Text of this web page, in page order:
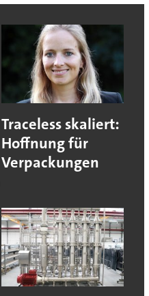
Traceless skaliert:
Hoffnung für
Verpackungen